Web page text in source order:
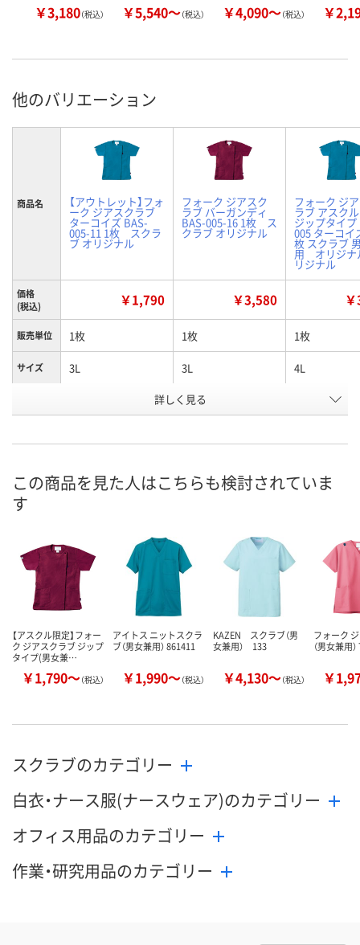
￥3,180（税込） ￥5,540～（税込） ￥4,090～（税込） ￥
他のバリエーション
商品名 【アウトレット】フォ
ーク ジアスクラブ
ターコイズ BAS-
005-11 1枚 スクラ
ブ オリジナル
フォーク ジアスク
ラブ バーガンディ
BAS-005-16 1枚 ス
クラブ オリジナル
フォーク ジ
ラブ アスク
ジップタイプ
005 ターコイ
枚 スクラブ
用 オリジナ
リジナル
価格
(税込)
￥1,790 ￥3,580
販売単位 1枚 1枚 1枚
サイズ 3L 3L 4L
バーガンディ ターコイズ
号
お届け日
お取り扱い終了しま
した
数量
カゴへ カ
詳しく見る
この商品を見た人はこちらも検討されていま
す
【アスクル限定】フォー
ク ジアスクラブ ジップ
タイプ(男女兼…
￥1,790～（税込）
アイトス ニットスクラ
ブ（男女兼用） 861411
￥1,990～（税込）
KAZEN スクラブ（男
女兼用） 133
￥4,130～（税込）
フォーク
（男女兼用
￥
スクラブのカテゴリー
白衣・ナース服(ナースウェア)のカテゴリー
オフィス用品のカテゴリー
作業・研究用品のカテゴリー